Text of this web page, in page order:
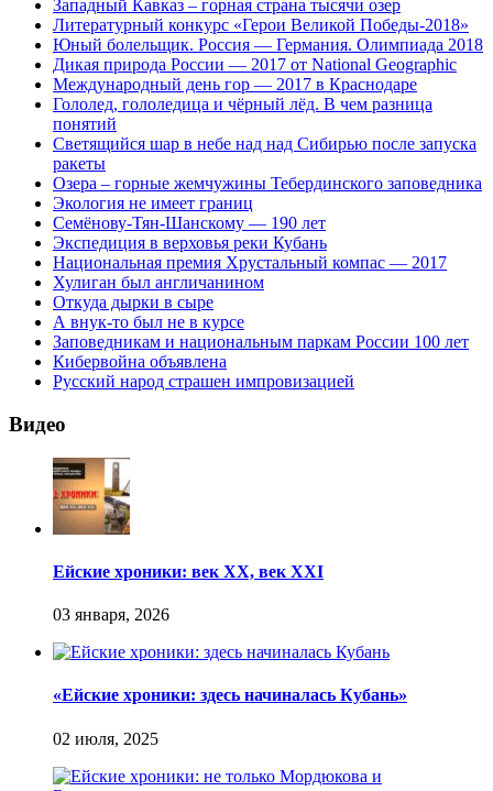
Западный Кавказ – горная страна тысячи озер
Литературный конкурс «Герои Великой Победы-2018»
Юный болельщик. Россия — Германия. Олимпиада 2018
Дикая природа России — 2017 от National Geographic
Международный день гор — 2017 в Краснодаре
Гололед, гололедица и чёрный лёд. В чем разница
понятий
Светящийся шар в небе над над Сибирью после запуска
ракеты
Озера – горные жемчужины Тебердинского заповедника
Экология не имеет границ
Семёнову-Тян-Шанскому — 190 лет
Экспедиция в верховья реки Кубань
Национальная премия Хрустальный компас — 2017
Хулиган был англичанином
Откуда дырки в сыре
А внук-то был не в курсе
Заповедникам и национальным паркам России 100 лет
Кибервойна объявлена
Русский народ страшен импровизацией
Видео
Ейские хроники: век XX, век XXI
«Ейские хроники: здесь начиналась Кубань»